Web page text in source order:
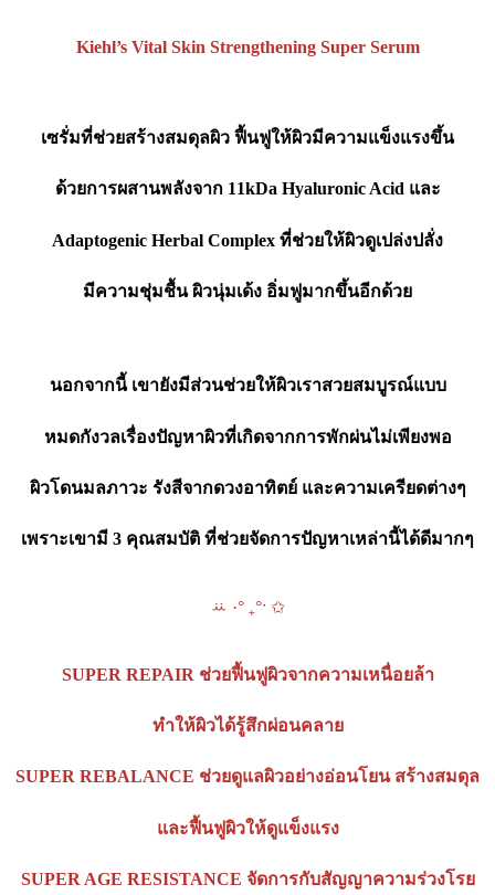
Kiehl’s Vital Skin Strengthening Super Serum
เซรั่มที่ช่วยสร้างสมดุลผิว ฟื้นฟูให้ผิวมีความแข็งแรงขึ้น
ด้วยการผสานพลังจาก 11kDa Hyaluronic Acid และ
Adaptogenic Herbal Complex ที่ช่วยให้ผิวดูเปล่งปลั่ง
มีความชุ่มชื้น ผิวนุ่มเด้ง อิ่มฟูมากขึ้นอีกด้วย
นอกจากนี้ เขายังมีส่วนช่วยให้ผิวเราสวยสมบูรณ์แบบ
หมดกังวลเรื่องปัญหาผิวที่เกิดจากการพักผ่นไม่เพียงพอ
ผิวโดนมลภาวะ รังสีจากดวงอาทิตย์ และความเครียดต่างๆ
เพราะเขามี 3 คุณสมบัติ ที่ช่วยจัดการปัญหาเหล่านี้ได้ดีมากๆ
ꕁ ·° ₊°ˑ ✩
SUPER REPAIR ช่วยฟื้นฟูผิวจากความเหนื่อยล้า
ทำให้ผิวได้รู้สึกผ่อนคลาย
SUPER REBALANCE ช่วยดูแลผิวอย่างอ่อนโยน สร้างสมดุล
และฟื้นฟูผิวให้ดูแข็งแรง
SUPER AGE RESISTANCE จัดการกับสัญญาความร่วงโรย